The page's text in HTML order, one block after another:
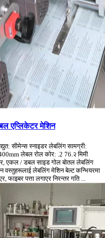
एप्लिकेटर मेशिन
सीमेन्स स्नाइडर लेबलिंग सामग्री:
लेबल रोल कोर: .2 76.२ मिमी
एकल / डबल साइड गोल बोतल लेबलिंग
वस्तुहरूलाई लेबलिंग मेशिन बेल्ट कन्भियरमा
फाइबर पत्ता लगाएर निरन्तर गति ...